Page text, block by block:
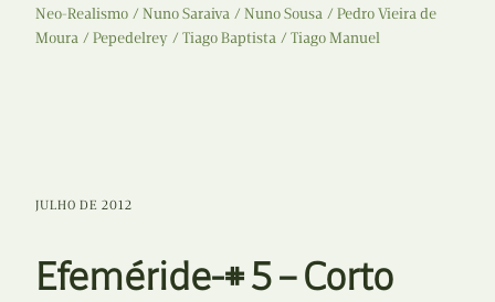
Neo-Realismo
Nuno Saraiva Nuno Sousa
Pedro Vieira de
Moura
Pepedelrey Tiago Baptista Tiago Manuel
JULHO DE 2012
Efeméride-# 5 – Corto